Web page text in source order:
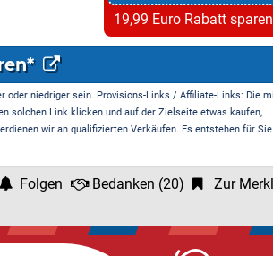
19,99 Euro Rabatt sparen
oder niedriger sein. Provisions-Links / Affiliate-Links: Die
solchen Link klicken und auf der Zielseite etwas kaufen,
wir an qualifizierten Verkäufen. Es entstehen für Sie
Folgen Bedanken (20) Zur